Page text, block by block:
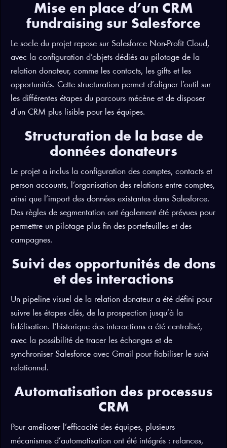
Mise en place d’un CRM
fundraising sur Salesforce
Le socle du projet repose sur Salesforce Non-Profit Cloud,
avec la configuration d’objets dédiés au pilotage de la
relation donateur, comme les contacts, les gifts et les
opportunités. Cette structuration permet d’aligner l’outil sur
les différentes étapes du parcours mécène et de disposer
d’un CRM plus lisible pour les équipes.
Structuration de la base de
données donateurs
Le projet a inclus la configuration des comptes, contacts et
person accounts, l’organisation des relations entre comptes,
ainsi que l’import des données existantes dans Salesforce.
Des règles de segmentation ont également été prévues pour
permettre un pilotage plus fin des portefeuilles et des
campagnes.
Suivi des opportunités de dons
et des interactions
Un pipeline visuel de la relation donateur a été défini pour
suivre les étapes clés, de la prospection jusqu’à la
fidélisation. L’historique des interactions a été centralisé,
avec la possibilité de tracer les échanges et de
synchroniser Salesforce avec Gmail pour fiabiliser le suivi
relationnel.
Automatisation des processus
CRM
Pour améliorer l’efficacité des équipes, plusieurs
mécanismes d’automatisation ont été intégrés : relances,